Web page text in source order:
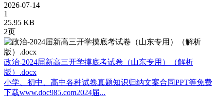
2026-07-14
1
25.95 KB
2页
政治-2024届新高三开学摸底考试卷（山东专用）（解析
版）.docx
小学、初中、高中各种试卷真题知识归纳文案合同PPT等免费
下载www.doc985.com2024届...